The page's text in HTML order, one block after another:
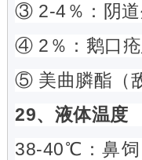
③ 2-4％：阴道
④ 2％：鹅口
⑤ 美曲膦酯（
29、液体温度
38-40℃：鼻